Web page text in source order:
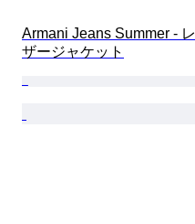
Armani Jeans Summer - レ
ザージャケット